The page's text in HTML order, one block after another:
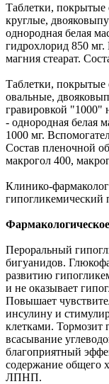
Таблетки, покрытые
круглые,
однородная белая
гидрохлорид 850
магния стеарат.
Таблетки, покрытые
овальные,
гравировкой "1000"
- однородная белая
1000 мг.
Состав пленочной
макрогол 400,
Клинико-
гипогликемический
Пероральный
бигуанидов.
развитию
и не оказывает
Повышает
инсулину и
клетками. Тормозит
всасывание
благоприятный
содержание общего
ЛПНП.